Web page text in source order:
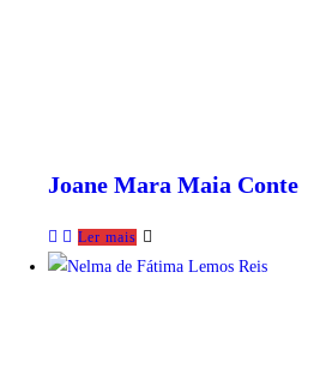
Joane Mara Maia Conte
Ler mais